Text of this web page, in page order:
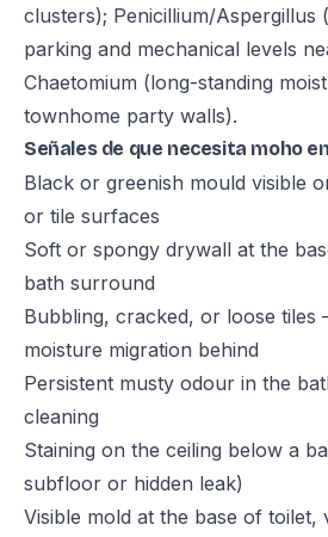
clusters); Penicillium/Aspergillus
parking and mechanical levels
Chaetomium (long-standing
townhome party walls).
Señales de que necesita moho
Black or greenish mould visible
or tile surfaces
Soft or spongy drywall at the
bath surround
Bubbling, cracked, or loose tiles
moisture migration behind
Persistent musty odour in the
cleaning
Staining on the ceiling below a
subfloor or hidden leak)
Visible mold at the base of toilet,